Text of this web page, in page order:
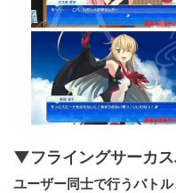
▼フライングサーカ
ユーザー同士で行うバト